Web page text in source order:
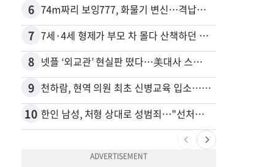
6 74m짜리 보잉777, 화물기 변신…격납고서 ‘보물’ 찾는 인천공항
7 7세·4세 형제가 부모 차 몰다 산책하던 여성 들이받아
8 넷플 ‘외교관’ 현실판 떴다…美대사 스틸 지키는 ‘신 스틸러’
9 천하람, 현역 의원 최초 신병교육 입소…논산서 2박3일 생활
10 한인 남성, 처형 상대로 성범죄…"선처해줬더니 배신자 취급"